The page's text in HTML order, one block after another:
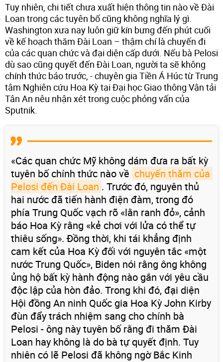
Tuy nhiên, chi tiết chưa xuất hiện thông tin nào về Đài
Loan trong các tuyên bố cũng không nghĩa lý gì.
Washington xưa nay luôn giữ kín bưng đến phút cuối
về kế hoạch thăm Đài Loan – thậm chí là chuyến đi
của các quan chức và đại diện cấp dưới. Nếu bà Pelosi
dù sao cũng quyết đến Đài Loan, người ta sẽ không
chính thức báo trước, - chuyên gia Tiền Á Húc từ Trung
tâm Nghiên cứu Hoa Kỳ tại Đại học Giao thông Vận tải
Tân An nêu nhận xét trong cuộc phỏng vấn của
Sputnik.
«Các quan chức Mỹ không dám đưa ra bất kỳ
tuyên bố chính thức nào về chuyến thăm của
Pelosi đến Đài Loan . Trước đó, nguyên thủ
hai nước đã tiến hành điện đàm, trong đó
phía Trung Quốc vạch rõ «lằn ranh đỏ», cảnh
báo Hoa Kỳ rằng «kẻ chơi với lửa có thể tự
thiêu sống». Đồng thời, khi tái khẳng định
cam kết của Hoa Kỳ đối với nguyên tắc «một
nước Trung Quốc», Biden nói rằng ông không
ủng hộ bất kỳ hành động nào gắn với yêu cầu
độc lập của hòn đảo. Trong khi đó, đại diện
Hội đồng An ninh Quốc gia Hoa Kỳ John Kirby
đùn đẩy trách nhiệm sang cho chính bà
Pelosi - ông này tuyên bố rằng đi thăm Đài
Loan hay không là do bà tự quyết định. Tuy
nhiên có lẽ Pelosi đã không ngờ Bắc Kinh